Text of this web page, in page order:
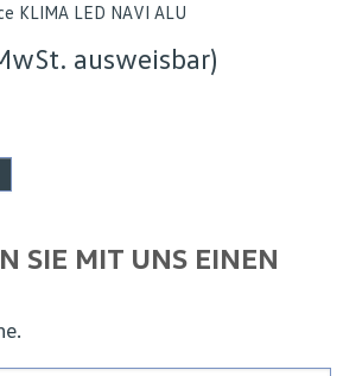
KLIMA LED NAVI ALU
ausweisbar)
SIE MIT UNS EINEN